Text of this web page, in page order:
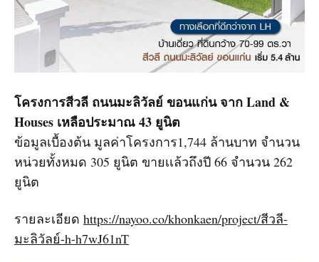
โครงการสีวลี ถนนมะลิวัลย์ ขอนแก่นจาก Land &
Houses เหลือประมาณ 43 ยูนิต
ข้อมูลเบื้องต้น มูลค่าโครงการ1,744 ล้านบาท จำนวน
หน่วยทั้งหมด 305 ยูนิต ขายเเล้วถึงปี 66 จำนวน 262
ยูนิต
รายละเอียด https://nayoo.co/khonkaen/project/สีวลี-
มะลิวัลย์-h-h7wJ61nT